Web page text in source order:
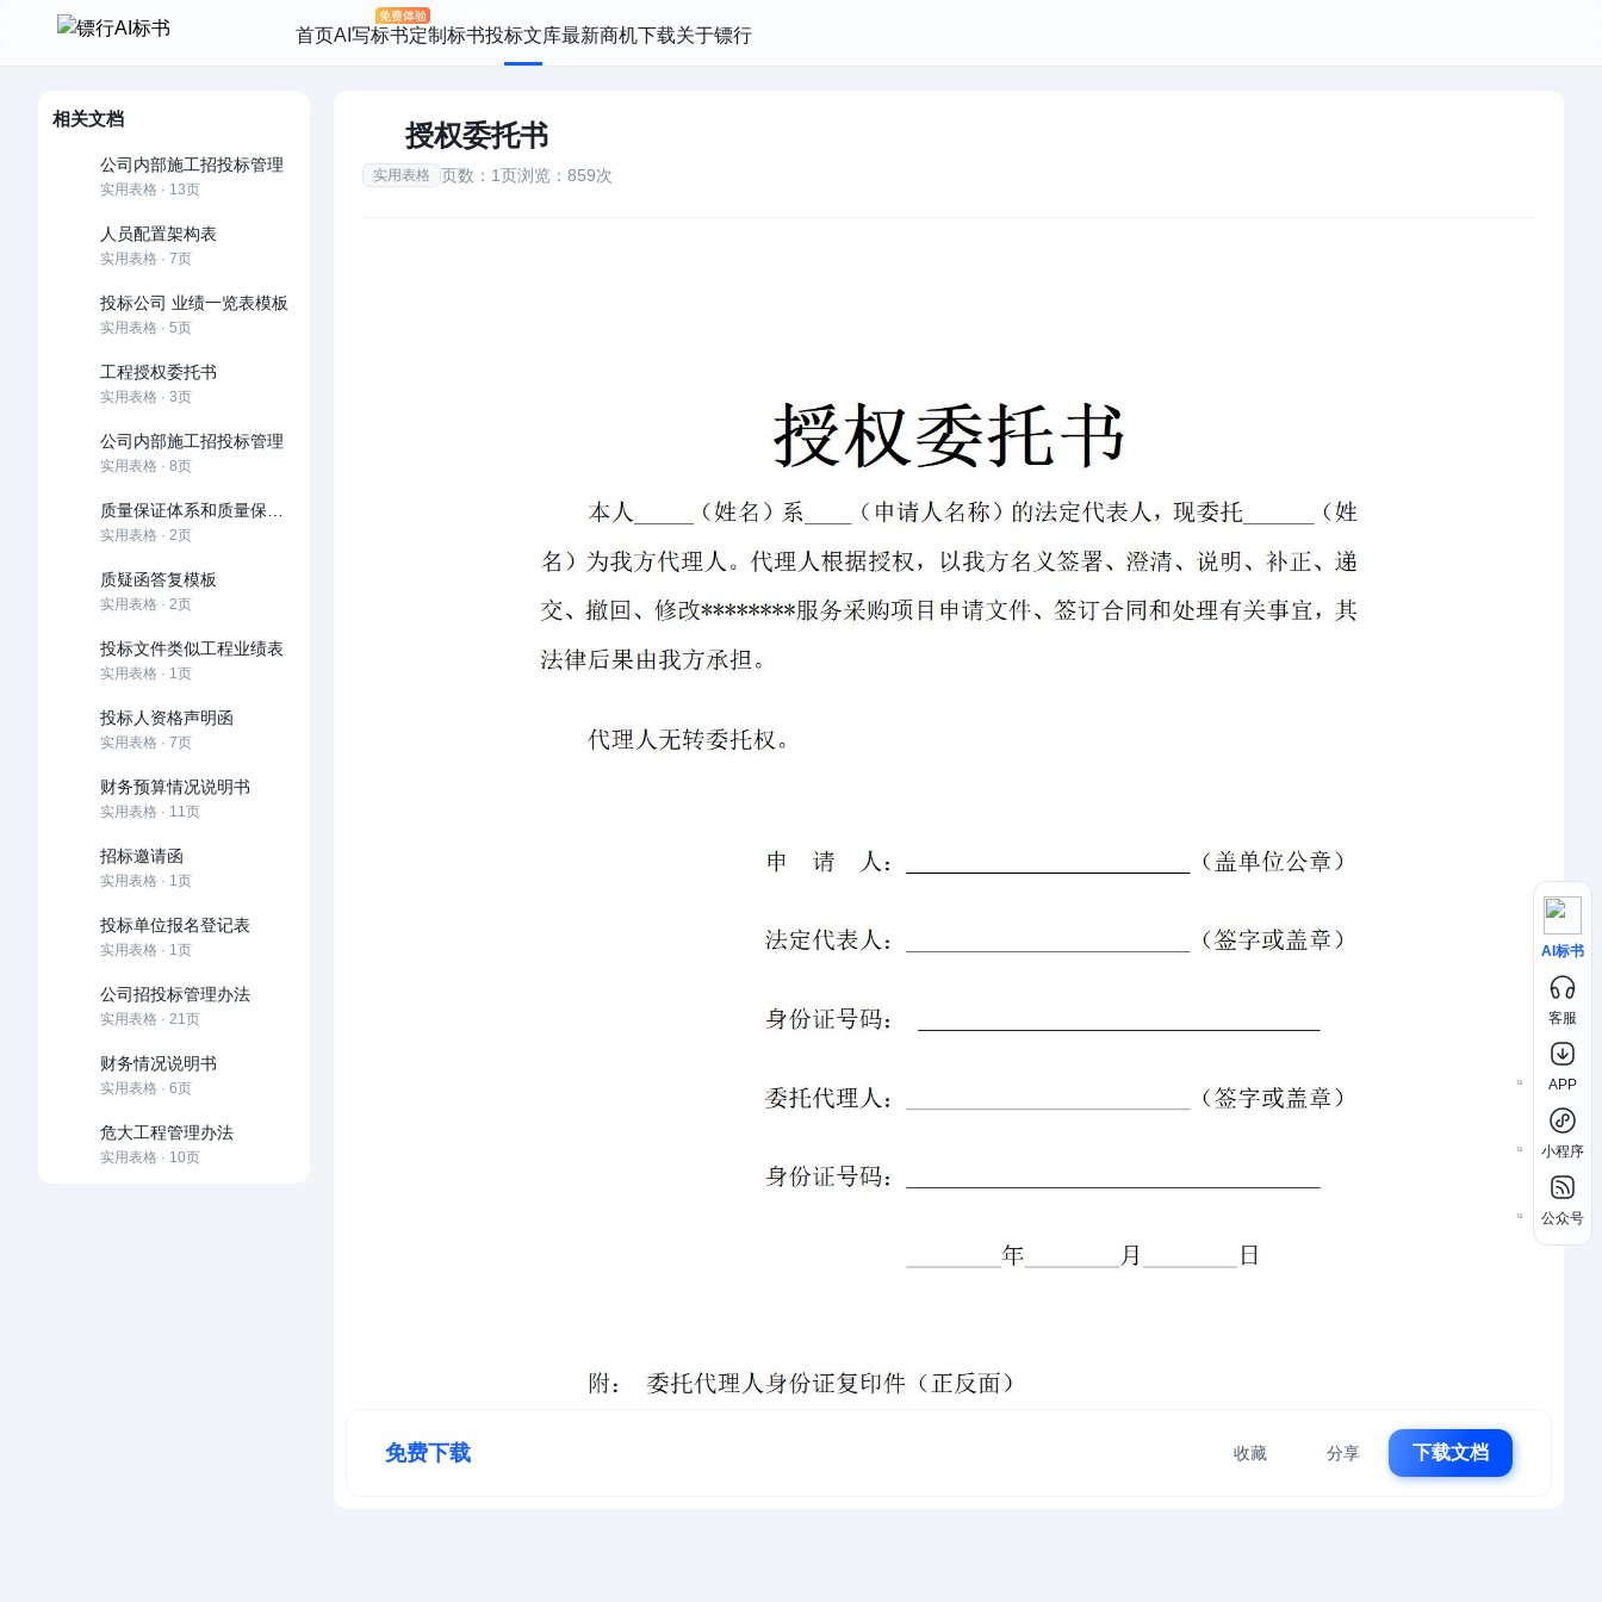
首页AI写标书定制标书投标文库最新商机下载关于镖行
相关文档
公司内部施工招投标管理
实用表格 · 13页
人员配置架构表
实用表格 · 7页
投标公司 业绩一览表模板
实用表格 · 5页
工程授权委托书
实用表格 · 3页
公司内部施工招投标管理
实用表格 · 8页
实用表格 · 2页
质疑函答复模板
实用表格 · 2页
投标文件类似工程业绩表
实用表格 · 1页
投标人资格声明函
实用表格 · 7页
财务预算情况说明书
实用表格 · 11页
招标邀请函
实用表格 · 1页
投标单位报名登记表
实用表格 · 1页
公司招投标管理办法
实用表格 · 21页
财务情况说明书
实用表格 · 6页
危大工程管理办法
实用表格 · 10页
授权委托书
实用表格 页数：1页浏览：859次
免费下载 收藏 分享 下载文档
AI标书
客服
APP
小程序
公众号